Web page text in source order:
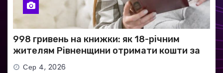
998 гривень на книжки: як 18-річним
жителям Рівненщини отримати кошти за
програмою «єКнига»
Сер 4, 2026